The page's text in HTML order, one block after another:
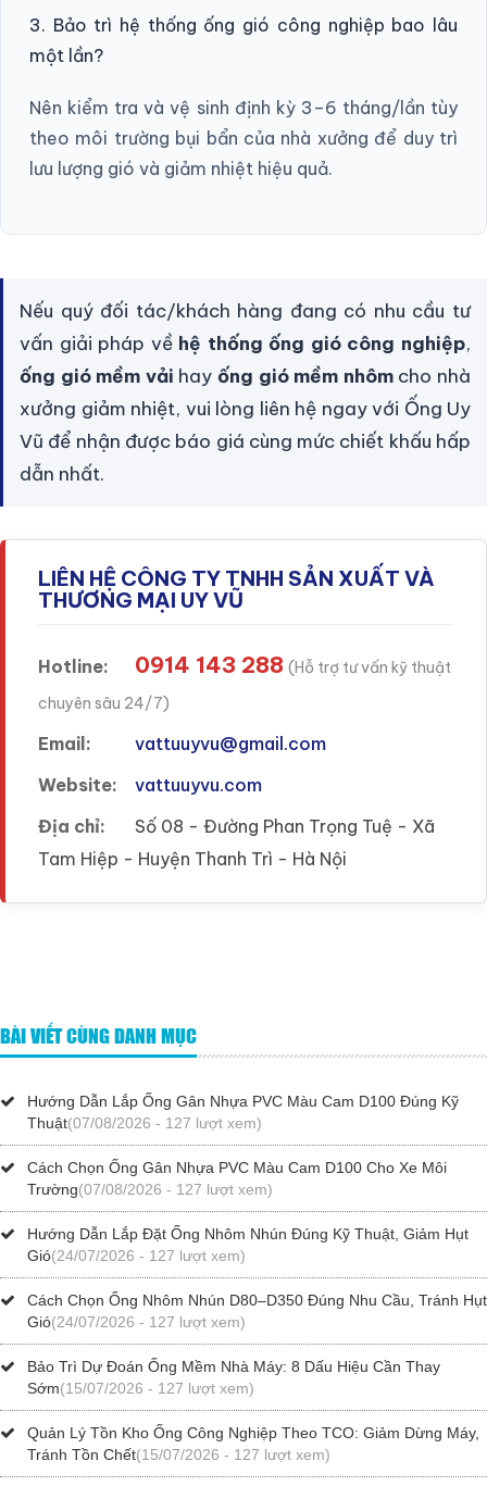
3. Bảo trì hệ thống ống gió công nghiệp bao lâu
một lần?
Nên kiểm tra và vệ sinh định kỳ 3–6 tháng/lần tùy
theo môi trường bụi bẩn của nhà xưởng để duy trì
lưu lượng gió và giảm nhiệt hiệu quả.
Nếu quý đối tác/khách hàng đang có nhu cầu tư
vấn giải pháp về hệ thống ống gió công nghiệp,
ống gió mềm vải hayống gió mềm nhômcho nhà
xưởng giảm nhiệt, vui lòng liên hệ ngay với Ống Uy
Vũ để nhận được báo giá cùng mức chiết khấu hấp
dẫn nhất.
LIÊN HỆ CÔNG TY TNHH SẢN XUẤT VÀ
THƯƠNG MẠI UY VŨ
Hotline: 0914 143 288 (Hỗ trợ tư vấn kỹ thuật
chuyên sâu 24/7)
Email:
vattuuyvu@gmail.com
Website:
vattuuyvu.com
Địa chỉ:
Số 08 - Đường Phan Trọng Tuệ - Xã
Tam Hiệp - Huyện Thanh Trì - Hà Nội
BÀI VIẾT CÙNG DANH MỤC
Hướng Dẫn Lắp Ống Gân Nhựa PVC Màu Cam D100 Đúng Kỹ
Thuật(07/08/2026 - 127 lượt xem)
Cách Chọn Ống Gân Nhựa PVC Màu Cam D100 Cho Xe Môi
Trường(07/08/2026 - 127 lượt xem)
Hướng Dẫn Lắp Đặt Ống Nhôm Nhún Đúng Kỹ Thuật, Giảm Hụt
Gió(24/07/2026 - 127 lượt xem)
Cách Chọn Ống Nhôm Nhún D80–D350 Đúng Nhu Cầu, Tránh Hụt
Gió(24/07/2026 - 127 lượt xem)
Bảo Trì Dự Đoán Ống Mềm Nhà Máy: 8 Dấu Hiệu Cần Thay
Sớm(15/07/2026 - 127 lượt xem)
Quản Lý Tồn Kho Ống Công Nghiệp Theo TCO: Giảm Dừng Máy,
Tránh Tồn Chết(15/07/2026 - 127 lượt xem)